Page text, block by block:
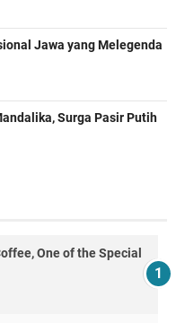
Jawa yang Melegenda
Surga Pasir Putih
One of the Special